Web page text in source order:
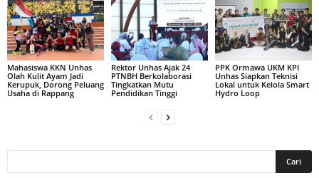
Mahasiswa KKN Unhas
Olah Kulit Ayam Jadi
Kerupuk, Dorong Peluang
Usaha di Rappang
Rektor Unhas Ajak 24
PTNBH Berkolaborasi
Tingkatkan Mutu
Pendidikan Tinggi
PPK Ormawa UKM KPI
Unhas Siapkan Teknisi
Lokal untuk Kelola Smart
Hydro Loop